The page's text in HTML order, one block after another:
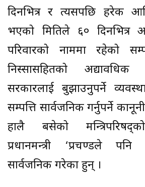
दिनभित्र र त्यसपछि हरेक
भएको मितिले ६० दिनभित्र
परिवारको नाममा रहेको
निस्सासहितको
सरकारलाई बुझाउनुपर्ने
सम्पत्ति सार्वजनिक गर्नुपर्ने
हालै बसेको
प्रधानमन्त्री ‘प्रचण्डले
सार्वजनिक गरेका हुन् ।